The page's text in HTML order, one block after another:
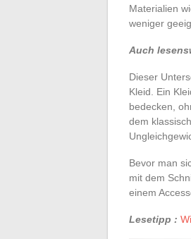
Materialien
weniger
Auch
Dieser
Kleid. Ein
bedecken,
dem
Bevor man
mit dem
einem
Lesetipp :